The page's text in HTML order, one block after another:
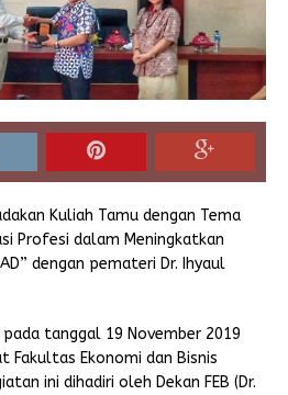
Kuliah Tamu dengan Tema
Profesi dalam Meningkatkan
dengan pemateri Dr. Ihyaul
tanggal 19 November 2019
Fakultas Ekonomi dan Bisnis
ini dihadiri oleh Dekan FEB (Dr.